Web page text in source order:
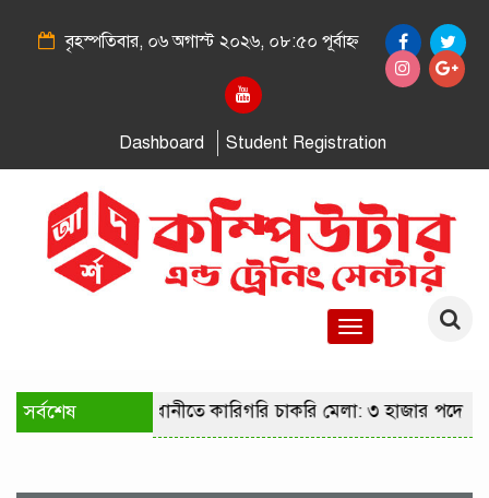
বৃহস্পতিবার, ০৬ অগাস্ট ২০২৬, ০৮:৫০ পূর্বাহ্ন
Dashboard Student Registration
Toggle
সর্বশেষ রাজধানীতে কারিগরি চাকরি মেলা: ৩ হাজার পদে